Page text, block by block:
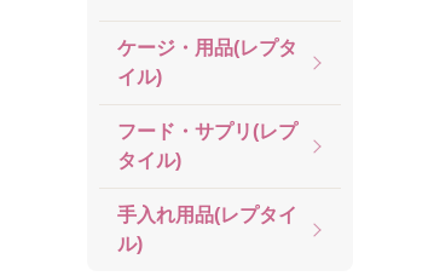
ケージ・用品(レプタ
イル)
フード・サプリ(レプ
タイル)
手入れ用品(レプタイ
ル)